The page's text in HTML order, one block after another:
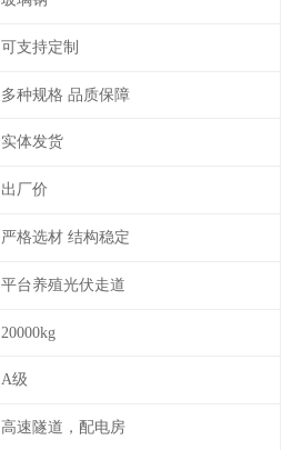
可支持定制
多种规格 品质保障
实体发货
出厂价
严格选材 结构稳定
平台养殖光伏走道
20000kg
A级
高速隧道，配电房